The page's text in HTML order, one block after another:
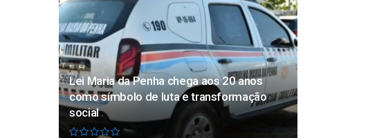
Lei Maria da Penha chega aos 20 anos
como símbolo de luta e transformação
social